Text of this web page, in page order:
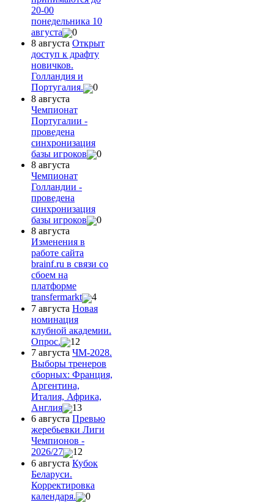
20-00
понедельника 10
августа
0
8 августа Открыт
доступ к драфту
новичков.
Голландия и
Португалия.
0
8 августа
Чемпионат
Португалии -
проведена
синхронизация
базы игроков
0
8 августа
Чемпионат
Голландии -
проведена
синхронизация
базы игроков
0
8 августа
Изменения в
работе сайта
brainf.ru в связи со
сбоем на
платформе
transfermarkt
4
7 августа Новая
номинация
клубной академии.
Опрос.
12
7 августа ЧМ-2028.
Выборы тренеров
сборных: Франция,
Аргентина,
Италия, Африка,
Англия
13
6 августа Превью
жеребьевки Лиги
Чемпионов -
2026/27
12
6 августа Кубок
Беларуси.
Корректировка
календаря.
0